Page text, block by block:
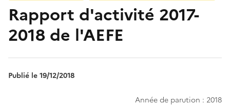
Rapport d'activité 2017-
2018 de l'AEFE
Publié le 19/12/2018
Année de parution : 2018